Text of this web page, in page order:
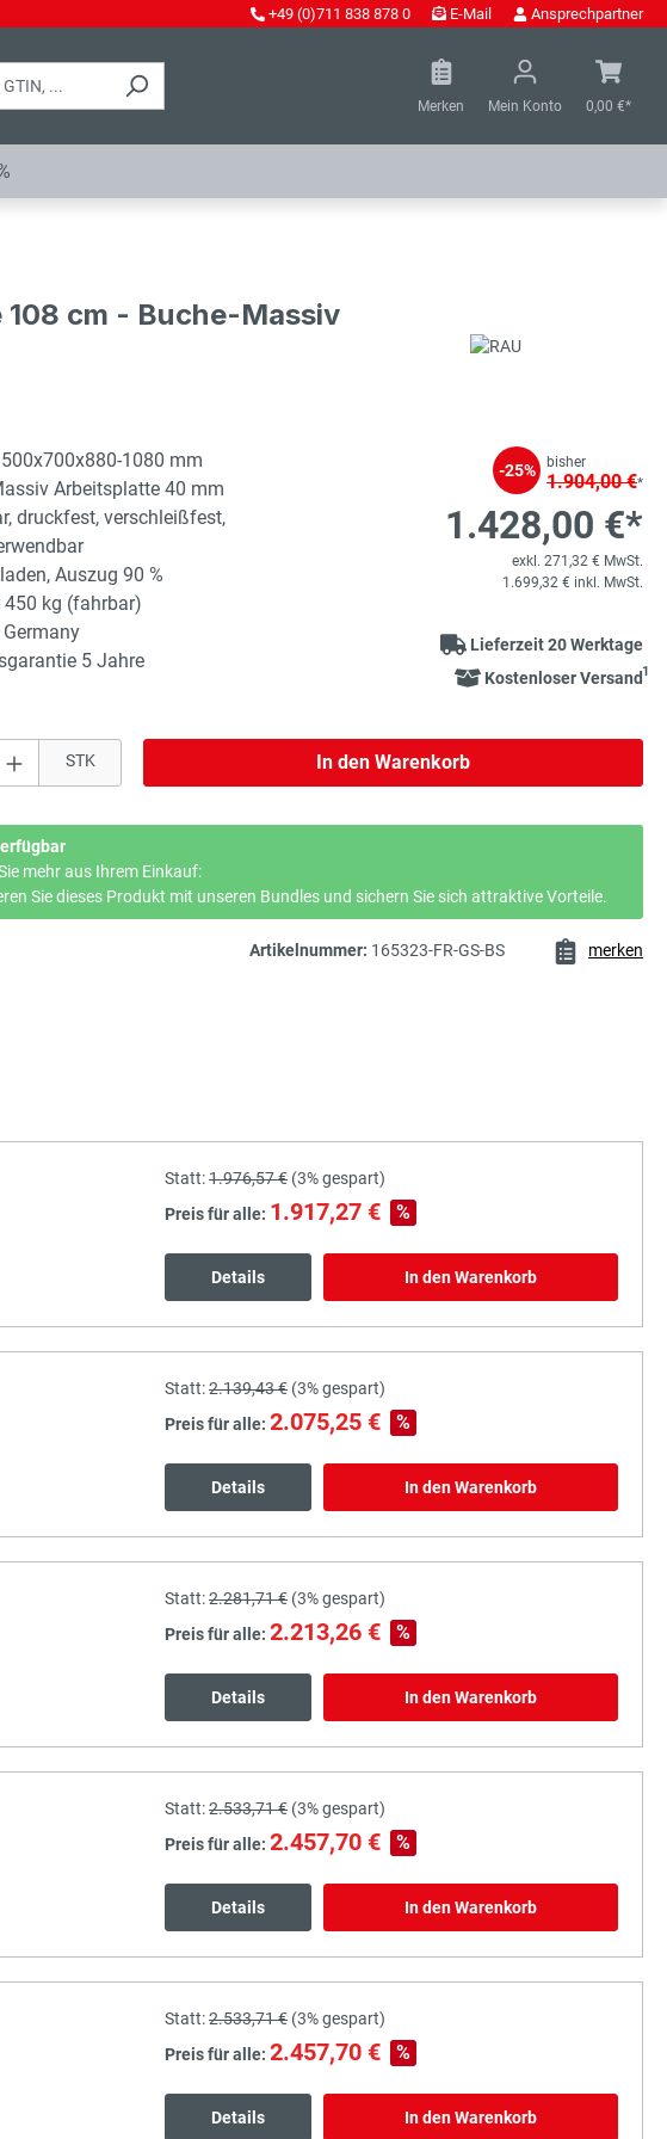
+49 (0)711 838 878 0 E-Mail Ansprechpartner
Merken Mein Konto 0,00 €*
108 cm - Buche-Massiv
1080 mm
Arbeitsplatte 40 mm
druckfest, verschleißfest,
Auszug 90 %
kg (fahrbar)
5 Jahre
-25% bisher
1.904,00 €*
1.428,00 €*
exkl. 271,32 € MwSt.
1.699,32 € inkl. MwSt.
Lieferzeit 20 Werktage
Kostenloser Versand1
Anzahl: Gib den gewünschten Wert ein oder
STK In den Warenkorb
mehr aus Ihrem Einkauf:
Sie dieses Produkt mit unseren Bundles und sichern Sie sich attraktive Vorteile.
Artikelnummer: 165323-FR-GS-BS merken
Statt:1.976,57 € (3%gespart)
Preis für alle: 1.917,27 € %
Details In den Warenkorb
Statt:2.139,43 € (3%gespart)
Preis für alle: 2.075,25 € %
Details In den Warenkorb
Statt:2.281,71 € (3%gespart)
Preis für alle: 2.213,26 € %
Details In den Warenkorb
Statt:2.533,71 € (3%gespart)
Preis für alle: 2.457,70 € %
Details In den Warenkorb
Statt:2.533,71 € (3%gespart)
Preis für alle: 2.457,70 € %
Details In den Warenkorb